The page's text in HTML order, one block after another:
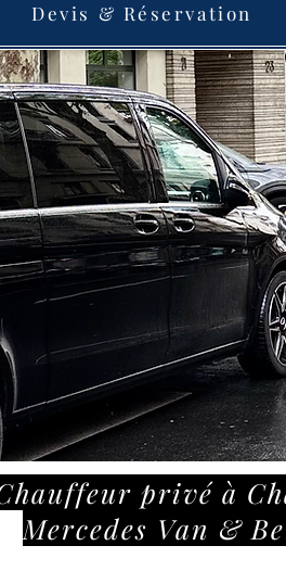
Devis & Réservation
privé à
Mercedes Van &